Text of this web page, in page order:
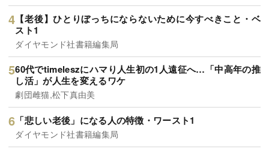
【老後】ひとりぼっちにならないために今すべきこと・ベ
スト1
ダイヤモンド社書籍編集局
60代でtimeleszにハマり人生初の1人遠征へ…「中高年の推
し活」が人生を変えるワケ
劇団雌猫,松下真由美
「悲しい老後」になる人の特徴・ワースト1
ダイヤモンド社書籍編集局